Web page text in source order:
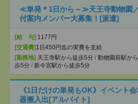
≪単発＊1日から～≫天王寺動物園
付案内メンバー大募集！[派遣]
[給 与] 1177円
[交通費] 1日450円迄の実費を支給
[勤務地] 天王寺駅から徒歩5分 / 動物園前駅か
歩5分 / 新今宮駅から徒歩5分
《1日だけの単発もOK》イベント
器搬入出[アルバイト]